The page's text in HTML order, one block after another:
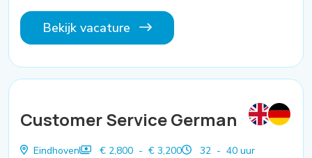
Bekijk vacature
Customer Service German
Eindhoven € 2,800 - € 3,200 32 - 40 uur